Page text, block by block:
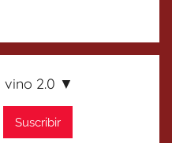
vino 2.0 ▼